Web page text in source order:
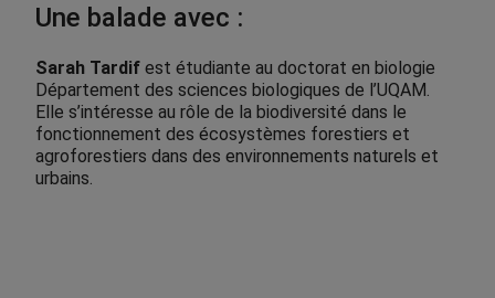
Une balade avec :
Sarah Tardif est étudiante au doctorat en biologie
Département des sciences biologiques de l’UQAM.
Elle s’intéresse au rôle de la biodiversité dans le
fonctionnement des écosystèmes forestiers et
agroforestiers dans des environnements naturels et
urbains.